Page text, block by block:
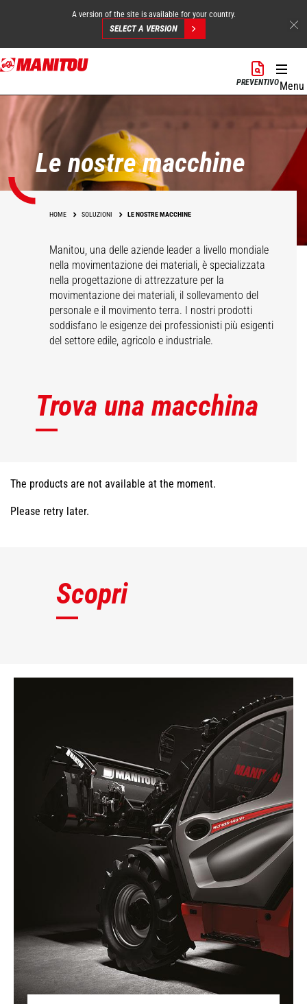
Salta
al
principale
A version of the site is available for your country.
SELECT A VERSION
PREVENTIVOMenu
Le nostre macchine
HOME SOLUZIONI LE NOSTRE MACCHINE
Manitou, una delle aziende leader a livello mondiale
nella movimentazione dei materiali, è specializzata
nella progettazione di attrezzature per la
movimentazione dei materiali, il sollevamento del
personale e il movimento terra. I nostri prodotti
soddisfano le esigenze dei professionisti più esigenti
del settore edile, agricolo e industriale.
Trova una macchina
The products are not available at the moment.
Please retry later.
Scopri